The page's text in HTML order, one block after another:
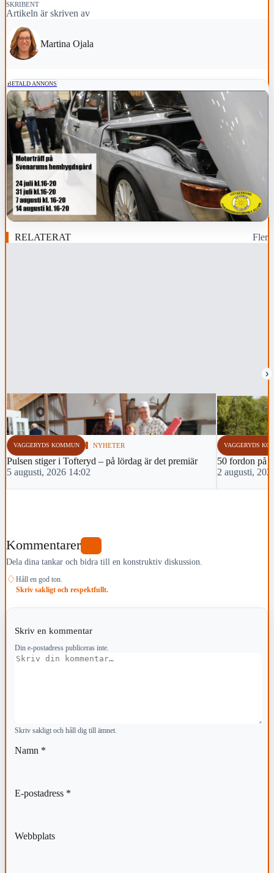
SKRIBENT
Artikeln är skriven av
Martina Ojala
BETALD ANNONS
RELATERAT Fler
›
VAGGERYDS KOMMUN NYHETER
Pulsen stiger i Tofteryd – på lördag är det premiär
5 augusti, 2026 14:02
VAGGERYDS
50 fordon på
2 augusti,
Kommentarer
Dela dina tankar och bidra till en konstruktiv diskussion.
♢ Håll en god ton.
Skriv sakligt och respektfullt.
Skriv en kommentar
Din e-postadress publiceras inte.
Kommentar
Skriv sakligt och håll dig till ämnet.
Namn *
E-postadress *
Webbplats